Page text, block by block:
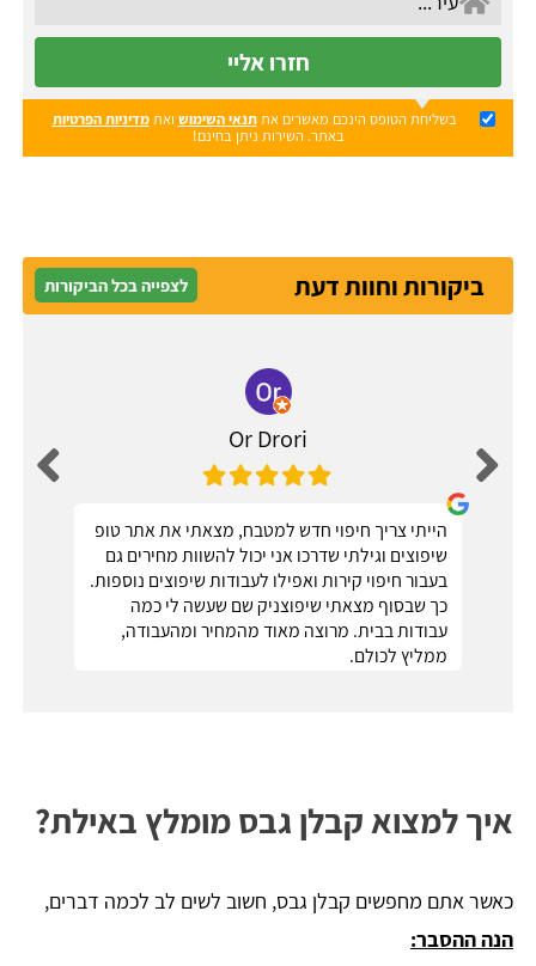
חזרו אליי
בשליחת הטופס הינכם מאשרים אתתנאי השימוש ואתמדיניות הפרטיות
באתר. השירות ניתן בחינם!
ביקורות וחוות דעת לצפייה בכל הביקורות
Or Drori
הייתי צריך חיפוי חדש למטבח, מצאתי את אתר טופ
שיפוצים וגילתי שדרכו אני יכול להשוות מחירים גם
בעבור חיפוי קירות ואפילו לעבודות שיפוצים נוספות.
כך שבסוף מצאתי שיפוצניק שם שעשה לי כמה
עבודות בבית. מרוצה מאוד מהמחיר ומהעבודה,
ממליץ לכולם.
איך למצוא קבלן גבס מומלץ באילת?
כאשר אתם מחפשים קבלן גבס, חשוב לשים לב לכמה דברים,
הנה ההסבר: